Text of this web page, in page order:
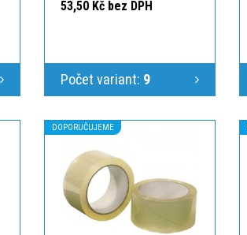
53,50 Kč bez DPH
Počet variant: 9
DOPORUČUJEME